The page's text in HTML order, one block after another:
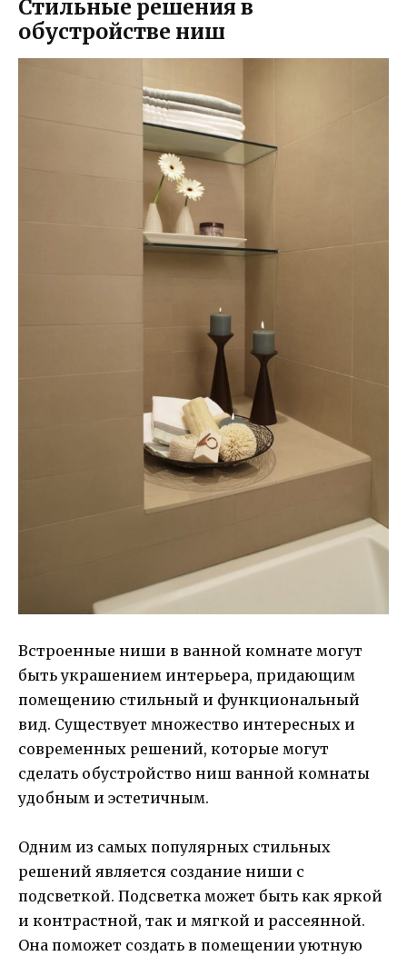
Стильные решения в
обустройстве ниш
Встроенные ниши в ванной комнате могут
быть украшением интерьера, придающим
помещению стильный и функциональный
вид. Существует множество интересных и
современных решений, которые могут
сделать обустройство ниш ванной комнаты
удобным и эстетичным.
Одним из самых популярных стильных
решений является создание ниши с
подсветкой. Подсветка может быть как яркой
и контрастной, так и мягкой и рассеянной.
Она поможет создать в помещении уютную